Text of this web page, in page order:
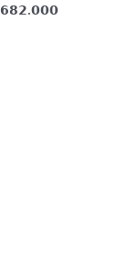
𝟲𝟴𝟮.𝟬𝟬𝟬